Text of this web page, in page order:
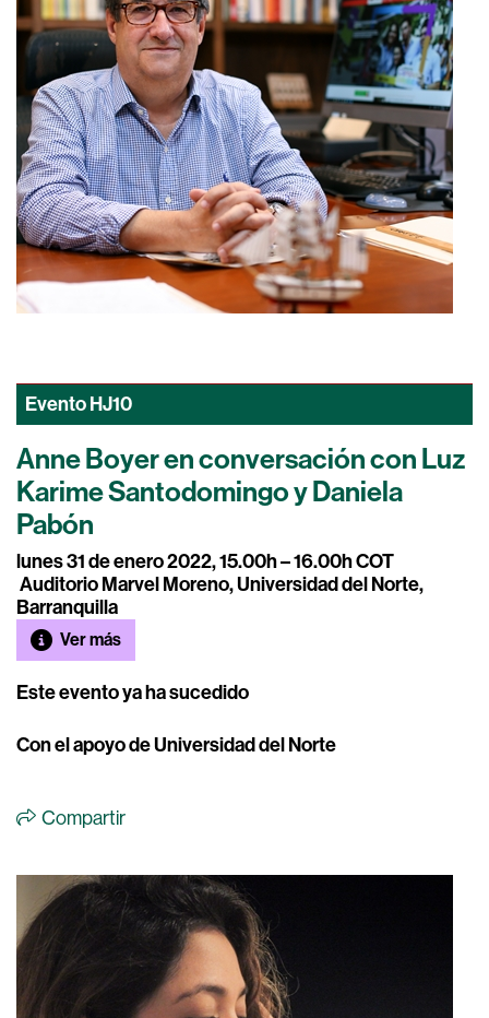
EventoHJ10
Anne Boyer en conversación con Luz
Karime Santodomingo y Daniela
Pabón
lunes 31 de enero 2022, 15.00h – 16.00h COT
Auditorio Marvel Moreno, Universidad del Norte,
Barranquilla
Ver más
Este evento ya ha sucedido
Con el apoyo de Universidad del Norte
Compartir